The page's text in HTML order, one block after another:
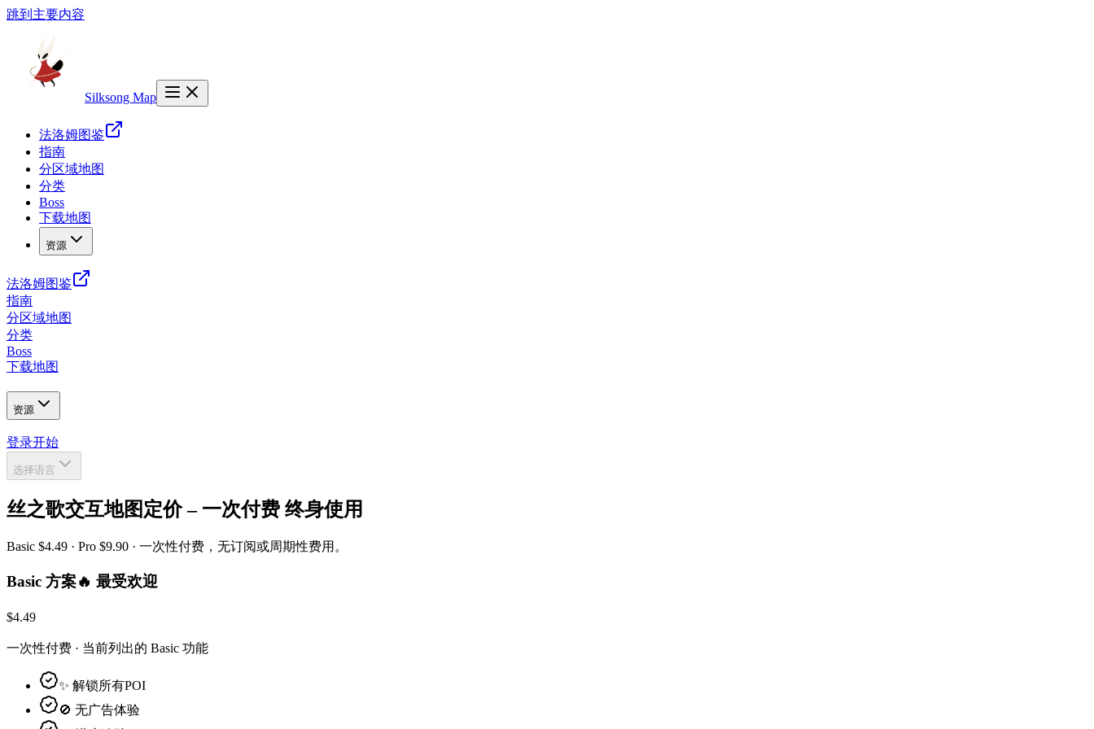
跳到主要内容
Silksong Map
法洛姆图鉴
指南
分区域地图
分类
Boss
下载地图
资源
法洛姆图鉴
指南
分区域地图
分类
Boss
下载地图
资源
登录开始
选择语言
丝之歌交互地图定价 – 一次付费 终身使用
Basic $4.49 · Pro $9.90 · 一次性付费，无订阅或周期性费用。
Basic 方案🔥 最受欢迎
$4.49
一次性付费 · 当前列出的 Basic 功能
✨ 解锁所有POI
🚫 无广告体验